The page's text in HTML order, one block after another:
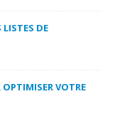
LISTES DE
OPTIMISER VOTRE